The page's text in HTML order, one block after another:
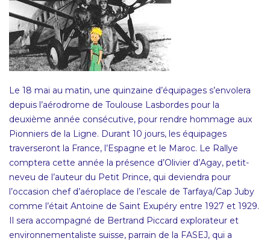
Le 18 mai au matin, une quinzaine d’équipages s’envolera
depuis l’aérodrome de Toulouse Lasbordes pour la
deuxième année consécutive, pour rendre hommage aux
Pionniers de la Ligne. Durant 10 jours, les équipages
traverseront la France, l’Espagne et le Maroc. Le Rallye
comptera cette année la présence d’Olivier d’Agay, petit-
neveu de l’auteur du Petit Prince, qui deviendra pour
l’occasion chef d’aéroplace de l’escale de Tarfaya/Cap Juby
comme l’était Antoine de Saint Exupéry entre 1927 et 1929.
Il sera accompagné de Bertrand Piccard explorateur et
environnementaliste suisse, parrain de la FASEJ, qui a